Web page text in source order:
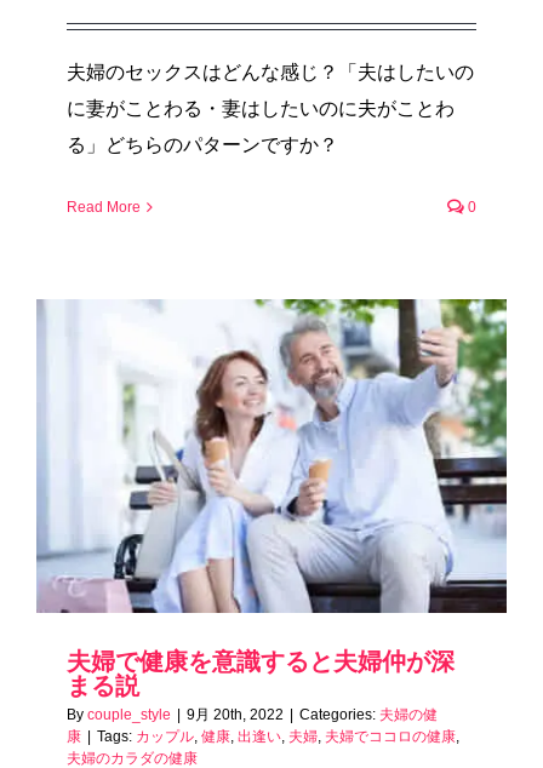
夫婦のセックスはどんな感じ？「夫はしたいの
に妻がことわる・妻はしたいのに夫がことわ
る」どちらのパターンですか？
Read More 0
夫婦で健康を意識すると夫婦仲が深
まる説
By couple_style | 9月 20th, 2022 | Categories: 夫婦の健
康 | Tags: カップル 健康 出逢い 夫婦 夫婦でココロの健康
夫婦のカラダの健康